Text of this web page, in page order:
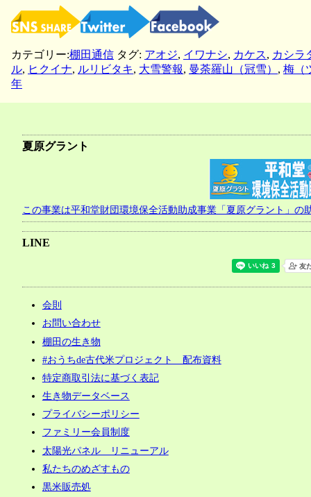
カテゴリー:棚田通信 タグ: アオジ, イワナシ, カケス, カシラ
ル, ヒクイナ, ルリビタキ, 大雪警報, 曼荼羅山（冠雪） , 梅（
年
夏原グラント
この事業は平和堂財団環境保全活動助成事業「夏原グラント」の
LINE
会則
お問い合わせ
棚田の生き物
#おうちde古代米プロジェクト 配布資料
特定商取引法に基づく表記
生き物データベース
プライバシーポリシー
ファミリー会員制度
太陽光パネル リニューアル
私たちのめざすもの
黒米販売処